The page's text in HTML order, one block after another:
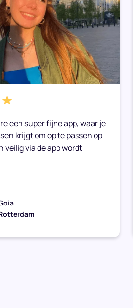
een super fijne app, waar je
krijgt om op te passen op
veilig via de app wordt